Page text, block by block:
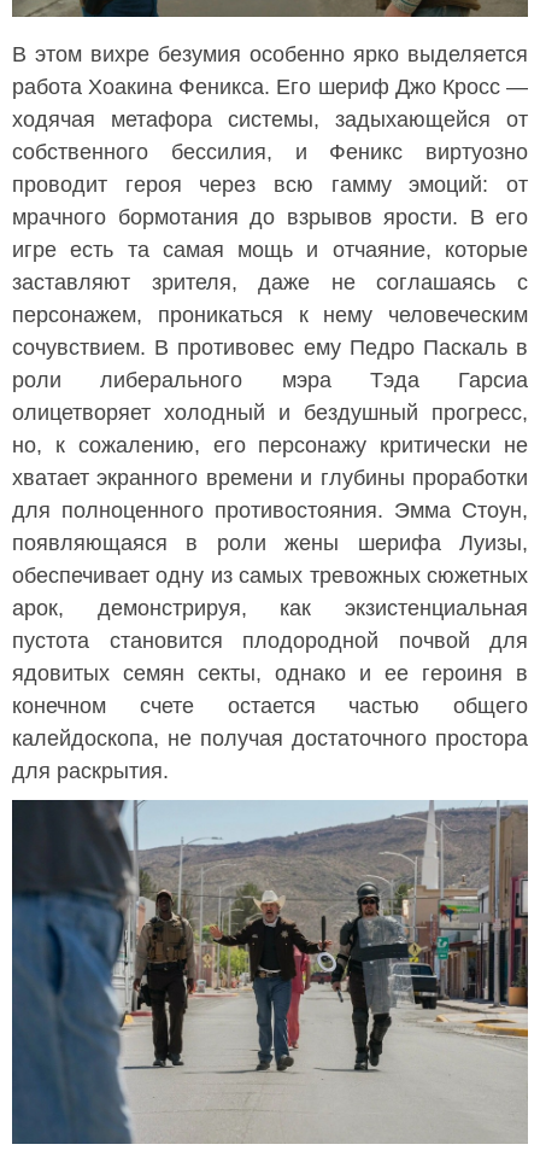
В этом вихре безумия особенно ярко выделяется
работа Хоакина Феникса. Его шериф Джо Кросс —
ходячая метафора системы, задыхающейся от
собственного бессилия, и Феникс виртуозно
проводит героя через всю гамму эмоций: от
мрачного бормотания до взрывов ярости. В его
игре есть та самая мощь и отчаяние, которые
заставляют зрителя, даже не соглашаясь с
персонажем, проникаться к нему человеческим
сочувствием. В противовес ему Педро Паскаль в
роли либерального мэра Тэда Гарсиа
олицетворяет холодный и бездушный прогресс,
но, к сожалению, его персонажу критически не
хватает экранного времени и глубины проработки
для полноценного противостояния. Эмма Стоун,
появляющаяся в роли жены шерифа Луизы,
обеспечивает одну из самых тревожных сюжетных
арок, демонстрируя, как экзистенциальная
пустота становится плодородной почвой для
ядовитых семян секты, однако и ее героиня в
конечном счете остается частью общего
калейдоскопа, не получая достаточного простора
для раскрытия.